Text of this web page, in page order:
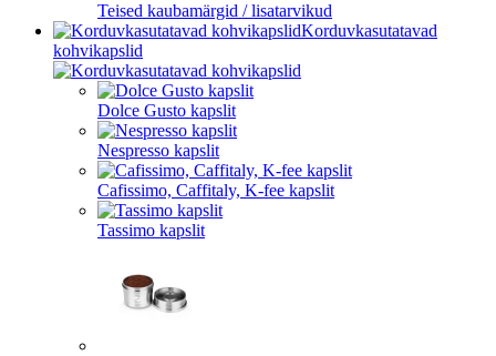
Teised kaubamärgid / lisatarvikud
Korduvkasutatavad
kohvikapslid
Dolce Gusto kapslit
Nespresso kapslit
Cafissimo, Caffitaly, K-fee kapslit
Tassimo kapslit